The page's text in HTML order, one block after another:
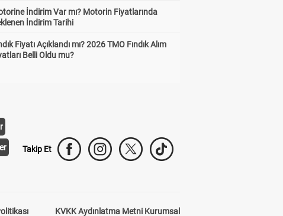
İndirim Var mı? Motorin Fiyatlarında
İndirim Tarihi
Fiyatı Açıklandı mı? 2026 TMO Fındık Alım
Belli Oldu mu?
Takip Et
KVKK Aydınlatma Metni Kurumsal